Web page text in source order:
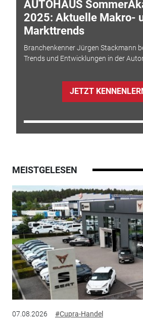
AUTOHAUS
2025: Aktuelle Makro-
Markttrends
Branchenkenner Jürgen Stackmann
Trends und Entwicklungen in der
JETZT
MEISTGELESEN
07.08.2026 #Cupra-Handel